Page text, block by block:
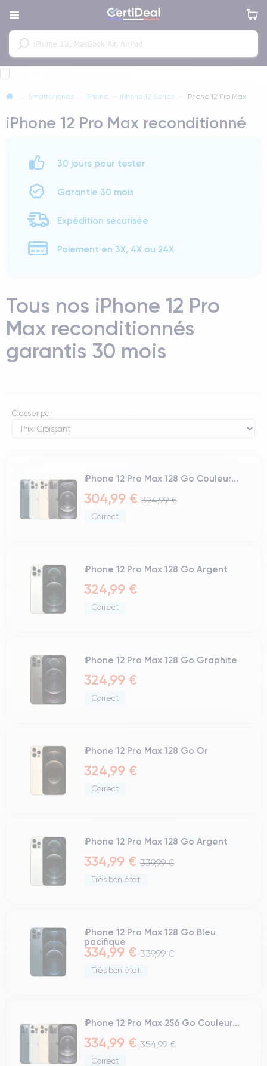
— Smartphones — iPhone — iPhone 12 Series — iPhone 12 Pro Max
iPhone 12 Pro Max reconditionné
30 jours pour tester
Garantie 30 mois
Expédition sécurisée
Paiement en 3X, 4X ou 24X
Tous nos iPhone 12 Pro
Max reconditionnés
garantis 30 mois
Classer par
iPhone 12 Pro Max 128 Go Couleur...
304,99 € 324,99 €
Correct
iPhone 12 Pro Max 128 Go Argent
324,99 €
Correct
iPhone 12 Pro Max 128 Go Graphite
324,99 €
Correct
iPhone 12 Pro Max 128 Go Or
324,99 €
Correct
iPhone 12 Pro Max 128 Go Argent
334,99 € 339,99 €
Très bon état
iPhone 12 Pro Max 128 Go Bleu
pacifique
334,99 € 339,99 €
Très bon état
iPhone 12 Pro Max 256 Go Couleur...
334,99 € 354,99 €
Correct